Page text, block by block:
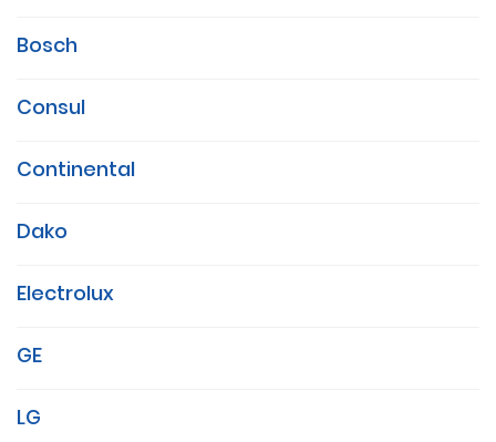
Bosch
Consul
Continental
Dako
Electrolux
GE
LG